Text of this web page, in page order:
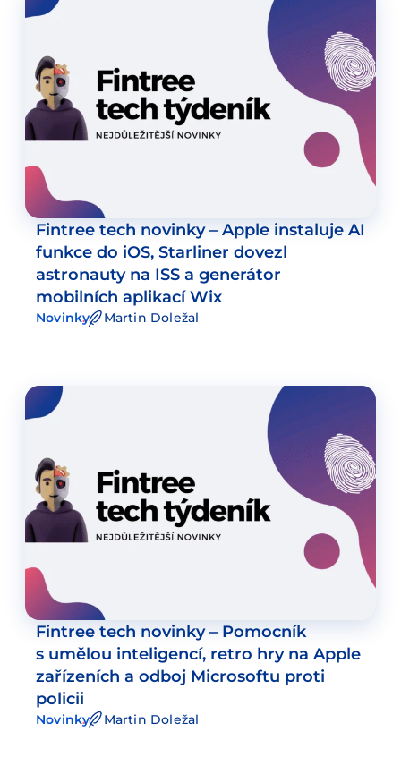
Fintree tech novinky – Apple instaluje AI
funkce do iOS, Starliner dovezl
astronauty na ISS a generátor
mobilních aplikací Wix
Novinky Martin Doležal
Fintree tech novinky – Pomocník
s umělou inteligencí, retro hry na Apple
zařízeních a odboj Microsoftu proti
policii
Novinky Martin Doležal